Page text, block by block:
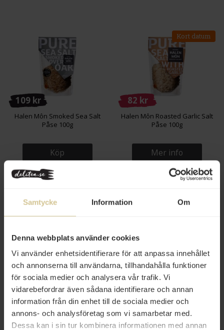
Samtycke Information Om
Denna webbplats använder cookies
Vi använder enhetsidentifierare för att anpassa innehållet
och annonserna till användarna, tillhandahålla funktioner
för sociala medier och analysera vår trafik. Vi
vidarebefordrar även sådana identifierare och annan
information från din enhet till de sociala medier och
annons- och analysföretag som vi samarbetar med.
Dessa kan i sin tur kombinera informationen med annan
109 kr
Halen Môn Smoked Sea Salt
Påse 100g
Köp
82 kr
Kort datum
Halen Môn Roasted Garlic Salt
Påse 100g
Mer info
139 kr
Halen Môn Pure Sea Salt 250g
Köp
75 kr
Halen Môn Gherkin Relish 270g
Köp